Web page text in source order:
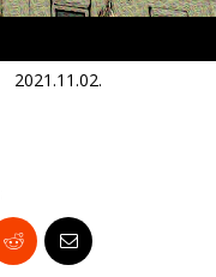
2021.11.02.